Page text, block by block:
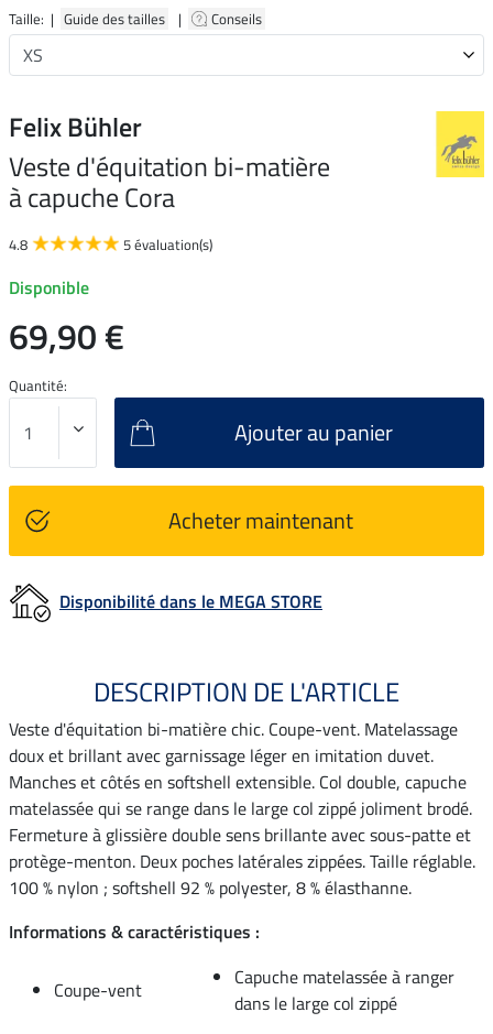
Taille: | Guide des tailles | Conseils
Felix Bühler
Veste d'équitation bi-matière
à capuche Cora
4.8 5 évaluation(s)
Disponible
69,90 €
Quantité:
Ajouter au panier
Acheter maintenant
Disponibilité dans le MEGA STORE
DESCRIPTION DE L'ARTICLE
Veste d'équitation bi-matière chic. Coupe-vent. Matelassage
doux et brillant avec garnissage léger en imitation duvet.
Manches et côtés en softshell extensible. Col double, capuche
matelassée qui se range dans le large col zippé joliment brodé.
Fermeture à glissière double sens brillante avec sous-patte et
protège-menton. Deux poches latérales zippées. Taille réglable.
100 % nylon ; softshell 92 % polyester, 8 % élasthanne.
Informations & caractéristiques :
Coupe-vent
Capuche matelassée à ranger
dans le large col zippé